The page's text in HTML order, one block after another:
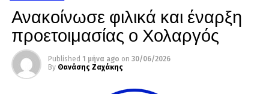
Ανακοίνωσε φιλικά και έναρξη
προετοιμασίας ο Χολαργός
Published 1 μήνα ago on 30/06/2026
By Θανάσης Ζαχάκης